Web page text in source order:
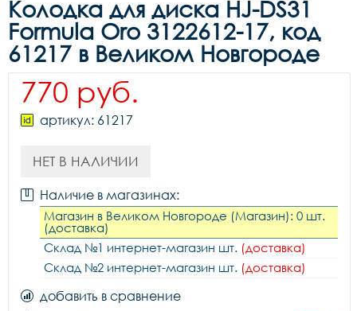
Колодка для диска HJ-DS31
Formula Oro 3122612-17, код
61217 в Великом Новгороде
770 руб.
артикул: 61217
НЕТ В НАЛИЧИИ
Наличие в магазинах:
Магазин в Великом Новгороде (Магазин): 0 шт.
(доставка)
Склад №1 интернет-магазин шт. (доставка)
Склад №2 интернет-магазин шт. (доставка)
добавить в сравнение